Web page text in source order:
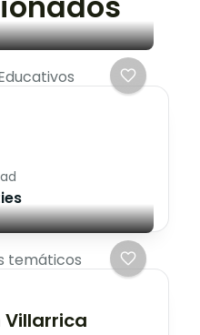
temáticos
Villarrica